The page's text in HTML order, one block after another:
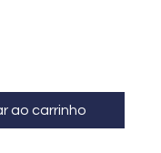
ao carrinho